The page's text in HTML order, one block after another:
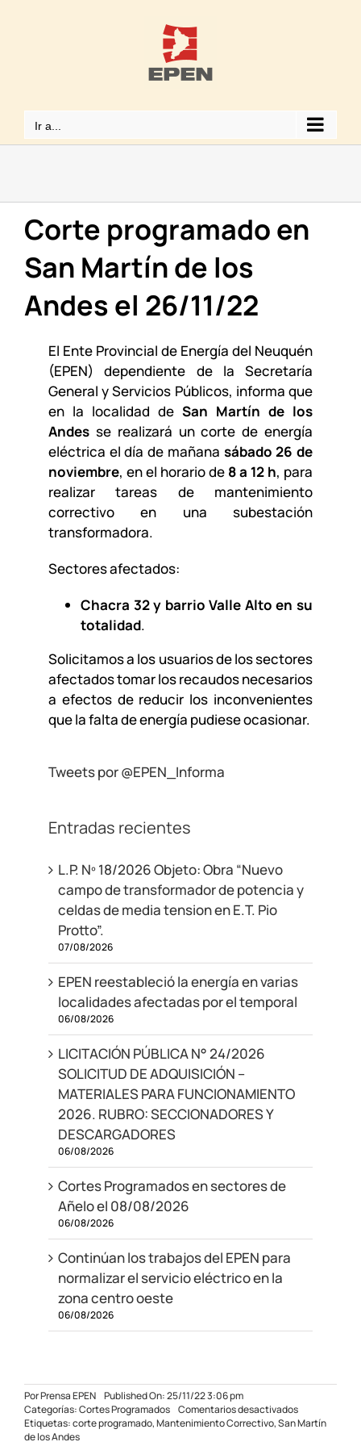
Ir a...
Corte programado en
San Martín de los
Andes el 26/11/22
El Ente Provincial de Energía del Neuquén
(EPEN) dependiente de la Secretaría
General y Servicios Públicos, informa que
en la localidad deSan Martín de los
Andesse realizará un corte de energía
eléctrica el día de mañana sábado 26 de
noviembre, en el horario de 8 a 12 h, para
realizar tareas de mantenimiento
correctivo en una subestación
transformadora.
Sectores afectados:
Chacra 32 y barrio Valle Alto en su
totalidad.
Solicitamos a los usuarios de los sectores
afectados tomar los recaudos necesarios
a efectos de reducir los inconvenientes
que la falta de energía pudiese ocasionar.
Tweets por @EPEN_Informa
Entradas recientes
L.P. Nº 18/2026 Objeto: Obra “Nuevo
campo de transformador de potencia y
celdas de media tension en E.T. Pio
Protto”.
07/08/2026
EPEN reestableció la energía en varias
localidades afectadas por el temporal
06/08/2026
LICITACIÓN PÚBLICA N° 24/2026
SOLICITUD DE ADQUISICIÓN –
MATERIALES PARA FUNCIONAMIENTO
2026. RUBRO: SECCIONADORES Y
DESCARGADORES
06/08/2026
Cortes Programados en sectores de
Añelo el 08/08/2026
06/08/2026
Continúan los trabajos del EPEN para
normalizar el servicio eléctrico en la
zona centro oeste
06/08/2026
PorPrensa EPEN Published On: 25/11/22 3:06 pm
Categorías:Cortes Programados Comentarios desactivadosen
Corte
Etiquetas:corte programado,Mantenimiento Correctivo,San Martín
de los Andes